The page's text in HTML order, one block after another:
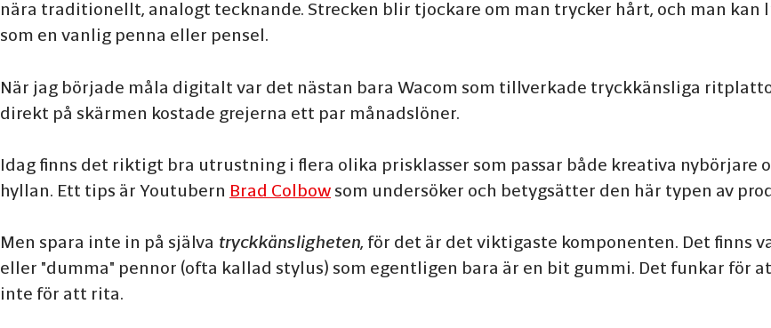
nära traditionellt, analogt tecknande. Strecken blir tjockare om man trycker hårt, och man
som en vanlig penna eller pensel.
När jag började måla digitalt var det nästan bara Wacom som tillverkade tryckkänsliga
direkt på skärmen kostade grejerna ett par månadslöner.
Idag finns det riktigt bra utrustning i flera olika prisklasser som passar både kreativa nybörjare
hyllan. Ett tips är Youtubern Brad Colbow som undersöker och betygsätter den här typen av
Men spara inte in på själva tryckkänsligheten, för det är det viktigaste komponenten. Det finns
eller "dumma" pennor (ofta kallad stylus) som egentligen bara är en bit gummi. Det funkar för
inte för att rita.